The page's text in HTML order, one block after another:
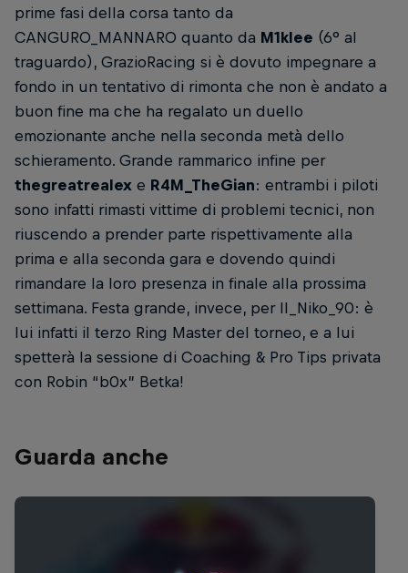
prime fasi della corsa tanto da
CANGURO_MANNARO quanto da M1klee (6° al
traguardo), GrazioRacing si è dovuto impegnare a
fondo in un tentativo di rimonta che non è andato a
buon fine ma che ha regalato un duello
emozionante anche nella seconda metà dello
schieramento. Grande rammarico infine per
thegreatrealex e R4M_TheGian: entrambi i piloti
sono infatti rimasti vittime di problemi tecnici, non
riuscendo a prender parte rispettivamente alla
prima e alla seconda gara e dovendo quindi
rimandare la loro presenza in finale alla prossima
settimana. Festa grande, invece, per Il_Niko_90: è
lui infatti il terzo Ring Master del torneo, e a lui
spetterà la sessione di Coaching & Pro Tips privata
con Robin “b0x” Betka!
Guarda anche